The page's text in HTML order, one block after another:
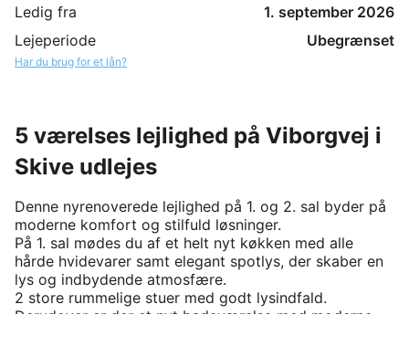
Ledig fra
1. september 2026
Lejeperiode
Ubegrænset
Har du brug for et lån?
5 værelses lejlighed på Viborgvej i
Skive udlejes
Denne nyrenoverede lejlighed på 1. og 2. sal byder på
moderne komfort og stilfuld løsninger.
På 1. sal mødes du af et helt nyt køkken med alle
hårde hvidevarer samt elegant spotlys, der skaber en
lys og indbydende atmosfære.
2 store rummelige stuer med godt lysindfald.
Derudover er der et nyt badeværelse med moderne